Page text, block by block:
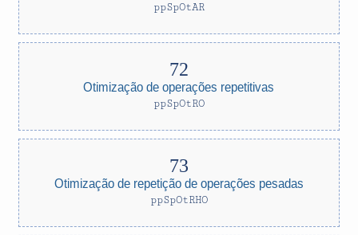
ppSpOtAR
Otimização de operações repetitivas
ppSpOtRO
Otimização de repetição de operações pesadas
ppSpOtRHO